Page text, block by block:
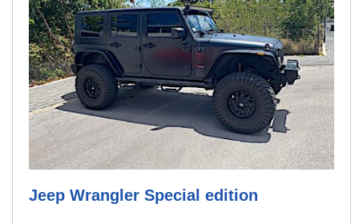
Jeep Wrangler Special edition